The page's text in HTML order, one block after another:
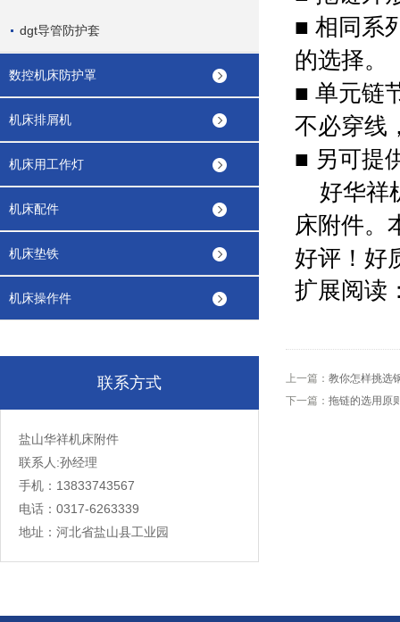
dgt导管防护套
数控机床防护罩
机床排屑机
机床用工作灯
机床配件
机床垫铁
机床操作件
联系方式
盐山华祥机床附件
联系人:孙经理
手机：13833743567
电话：0317-6263339
地址：河北省盐山县工业园
■ 相同系
的选择。
■ 单元链
不必穿线
■ 另可提
好华祥
床附件。
好评！好
扩展阅读
上一篇： 教你怎样挑选
下一篇： 拖链的选用原